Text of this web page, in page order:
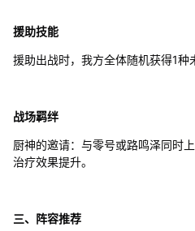
援助技能
援助出战时，我方全体随机获得1种
战场羁绊
厨神的邀请：与零号或路鸣泽同时
治疗效果提升。
三、阵容推荐